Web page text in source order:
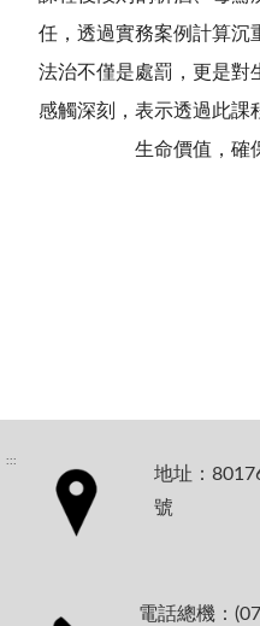
任，透過實務案例計算沉
法治不僅是處罰，更是對
感觸深刻，表示透過此課
生命價值，確
:::
地址：
號
電話總機：